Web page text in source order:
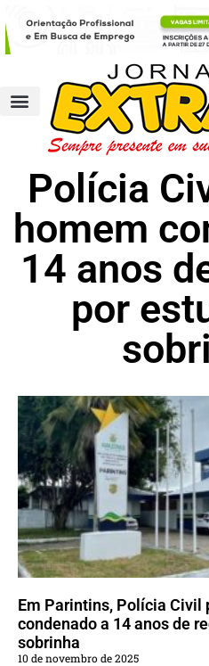
Polícia
homem
14 anos
por
Em Parintins, Polícia Civil
condenado a 14 anos de
sobrinha
10 de novembro de 2025